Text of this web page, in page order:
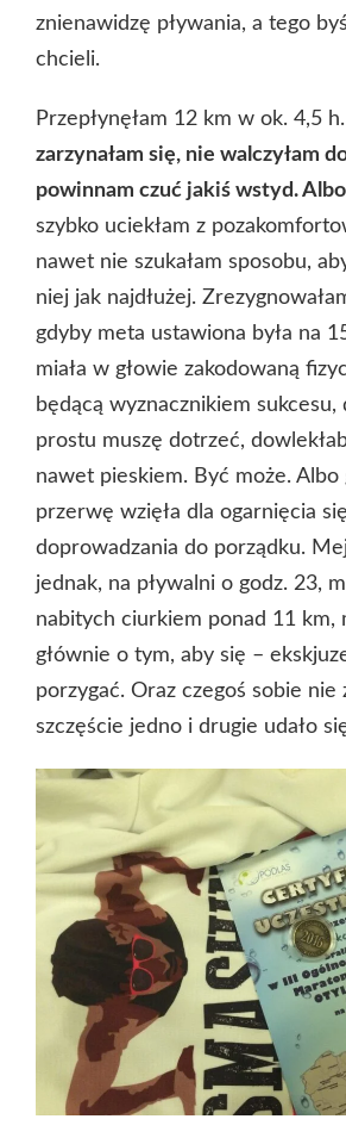
znienawidzę pływania, a tego
chcieli.
Przepłynęłam 12 km w ok. 4,5 h.
zarzynałam się, nie walczyłam
powinnam czuć jakiś wstyd.
szybko uciekłam z
nawet nie szukałam sposobu,
niej jak najdłużej.
gdyby meta ustawiona była na
miała w głowie zakodowaną
będącą wyznacznikiem
prostu muszę dotrzeć,
nawet pieskiem. Być może. Albo
przerwę wzięła dla ogarnięcia
doprowadzania do porządku.
jednak, na pływalni o godz. 23,
nabitych ciurkiem ponad 11 km,
głównie o tym, aby się –
porzygać. Oraz czegoś sobie nie
szczęście jedno i drugie udało